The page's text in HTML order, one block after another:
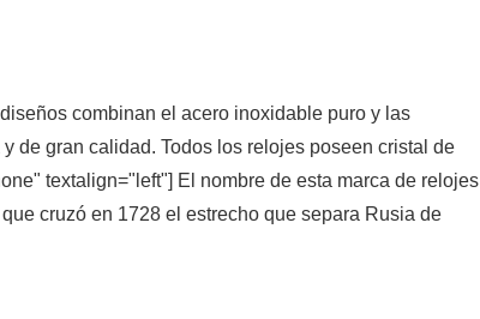
combinan el acero inoxidable puro y las
de gran calidad. Todos los relojes poseen cristal de
textalign="left"] El nombre de esta marca de relojes
cruzó en 1728 el estrecho que separa Rusia de